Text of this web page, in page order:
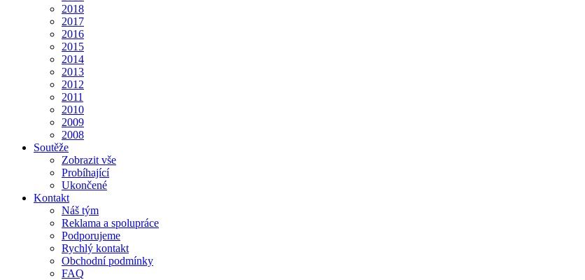
2018
2017
2016
2015
2014
2013
2012
2011
2010
2009
2008
Soutěže
Zobrazit vše
Probíhající
Ukončené
Kontakt
Náš tým
Reklama a spolupráce
Podporujeme
Rychlý kontakt
Obchodní podmínky
FAQ